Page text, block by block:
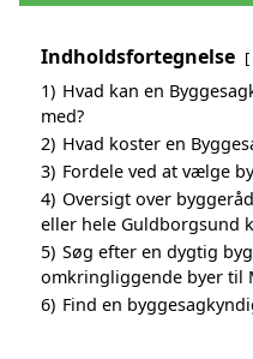
Indholdsfortegnelse
1) Hvad kan en
med?
2) Hvad koster en
3) Fordele ved at vælge
4) Oversigt over
eller hele Guldborgsund
5) Søg efter en dygtig
omkringliggende byer til
6) Find en